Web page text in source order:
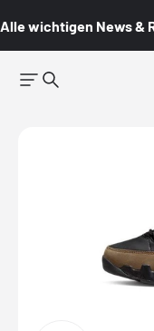
Alle wichtigen News &